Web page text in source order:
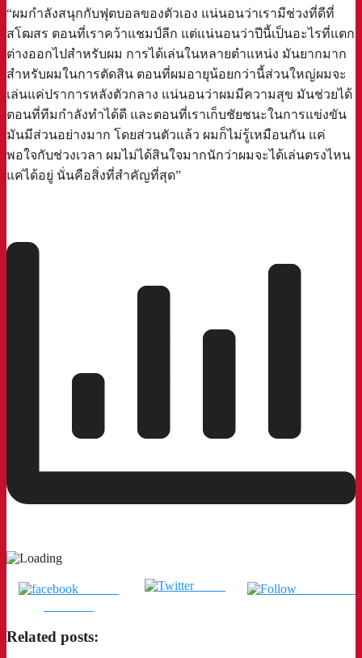
“ผมกำลังสนุกกับฟุตบอลของตัวเอง แน่นอนว่าเรามีช่วงที่ดีที่
สโฒสร ตอนที่เราคว้าแชมป์ลีก แต่แน่นอนว่าปีนี้เป็นอะไรที่แตก
ต่างออกไปสำหรับผม การได้เล่นในหลายตำแหน่ง มันยากมาก
สำหรับผมในการตัดสิน ตอนที่ผมอายุน้อยกว่านี้ส่วนใหญ่ผมจะ
เล่นแค่ปราการหลังตัวกลาง แน่นอนว่าผมมีความสุข มันช่วยได้
ตอนที่ทีมกำลังทำได้ดี และตอนที่เราเก็บชัยชนะในการแข่งขัน
มันมีส่วนอย่างมาก โดยส่วนตัวแล้ว ผมก็ไม่รู้เหมือนกัน แค่
พอใจกับช่วงเวลา ผมไม่ได้สินใจมากนักว่าผมจะได้เล่นตรงไหน
แค่ได้อยู่ นั่นคือสิ่งที่สำคัญที่สุด”
แชร์บน
Tweet
Related posts: